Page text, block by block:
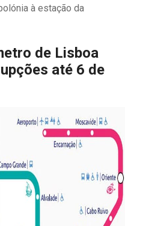
à estação da
de Lisboa
até 6 de